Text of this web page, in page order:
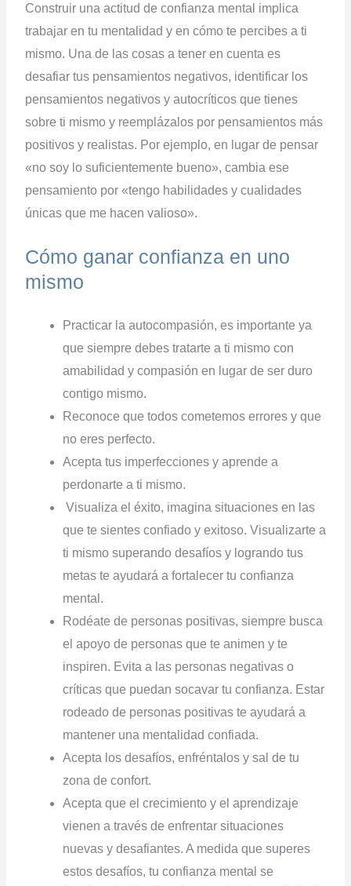
Construir una actitud de confianza mental implica
trabajar en tu mentalidad y en cómo te percibes a ti
mismo. Una de las cosas a tener en cuenta es
desafiar tus pensamientos negativos, identificar los
pensamientos negativos y autocríticos que tienes
sobre ti mismo y reemplázalos por pensamientos más
positivos y realistas. Por ejemplo, en lugar de pensar
«no soy lo suficientemente bueno», cambia ese
pensamiento por «tengo habilidades y cualidades
únicas que me hacen valioso».
Cómo ganar confianza en uno
mismo
Practicar la autocompasión, es importante ya
que siempre debes tratarte a ti mismo con
amabilidad y compasión en lugar de ser duro
contigo mismo.
Reconoce que todos cometemos errores y que
no eres perfecto.
Acepta tus imperfecciones y aprende a
perdonarte a ti mismo.
Visualiza el éxito, imagina situaciones en las
que te sientes confiado y exitoso. Visualizarte a
ti mismo superando desafíos y logrando tus
metas te ayudará a fortalecer tu confianza
mental.
Rodéate de personas positivas, siempre busca
el apoyo de personas que te animen y te
inspiren. Evita a las personas negativas o
críticas que puedan socavar tu confianza. Estar
rodeado de personas positivas te ayudará a
mantener una mentalidad confiada.
Acepta los desafíos, enfréntalos y sal de tu
zona de confort.
Acepta que el crecimiento y el aprendizaje
vienen a través de enfrentar situaciones
nuevas y desafiantes. A medida que superes
estos desafíos, tu confianza mental se